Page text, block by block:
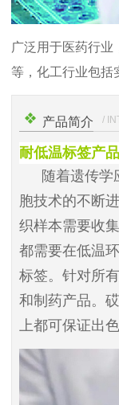
广泛用于医药行业
等，化工行业包括
产品简介 /
耐低温标签产
随着遗传学
胞技术的不断
织样本需要收
都需要在低温
标签。针对所
和制药产品。
上都可保证出